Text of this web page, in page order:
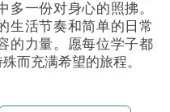
一份对身心的照拂。
生活节奏和简单的日常
的力量。愿每位学子都
而充满希望的旅程。